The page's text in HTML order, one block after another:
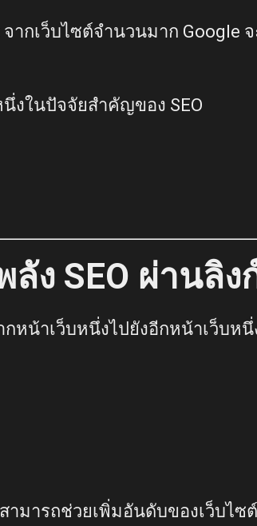
กเว็บไซต์จำนวนมาก Google
งในปัจจัยสำคัญของ SEO
ง SEO ผ่านลิง
กหน้าเว็บหนึ่งไปยังอีกหน้าเว็บห
ามารถช่วยเพิ่มอันดับของเว็บไซ